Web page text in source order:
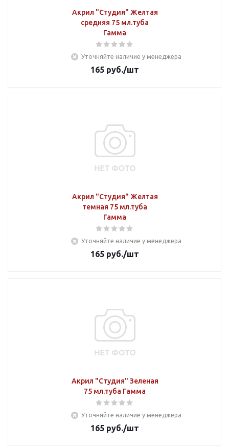
Акрил "Студия" Желтая
средняя 75 мл.туба
Гамма
Уточняйте наличие у менеджера
165 руб./шт
Акрил "Студия" Желтая
темная 75 мл.туба
Гамма
Уточняйте наличие у менеджера
165 руб./шт
Акрил "Студия" Зеленая
75 мл.туба Гамма
Уточняйте наличие у менеджера
165 руб./шт